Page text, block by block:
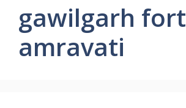
gawilgarh fort
amravati